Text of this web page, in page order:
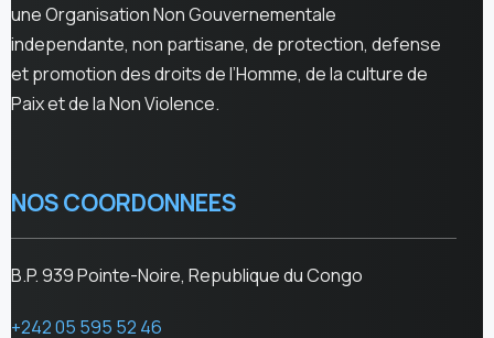
une Organisation Non Gouvernementale
independante, non partisane, de protection, defense
et promotion des droits de l’Homme, de la culture de
Paix et de la Non Violence.
NOS COORDONNEES
B.P. 939 Pointe-Noire, Republique du Congo
+242 05 595 52 46